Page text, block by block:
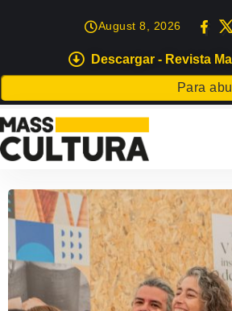
Descargar - Revista
Para
August 8, 2026